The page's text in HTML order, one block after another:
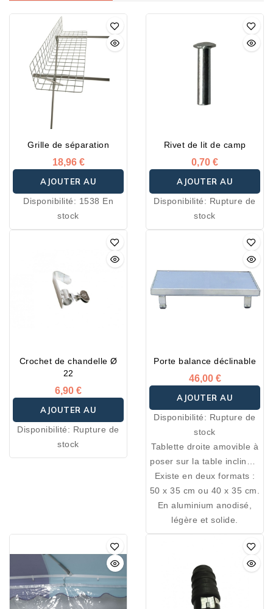
Grille de séparation
18,96 €
AJOUTER AU
PANIER
Disponibilité: 1538 En
stock
Rivet de lit de camp
0,70 €
AJOUTER AU
PANIER
Disponibilité: Rupture de
stock
Crochet de chandelle Ø
22
6,90 €
AJOUTER AU
PANIER
Disponibilité: Rupture de
stock
Porte balance déclinable
46,00 €
AJOUTER AU
PANIER
Disponibilité: Rupture de
stock
Tablette droite amovible à
poser sur la table inclinée.
Idéale pour y poser votre
balance, peut également
servir de tablette
d’écriture ou de porte
chèques sur table
Existe en deux formats :
50 x 35 cm ou 40 x 35 cm.
En aluminium anodisé,
légère et solide.